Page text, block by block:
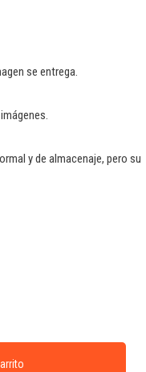
se entrega.
y de almacenaje, pero su